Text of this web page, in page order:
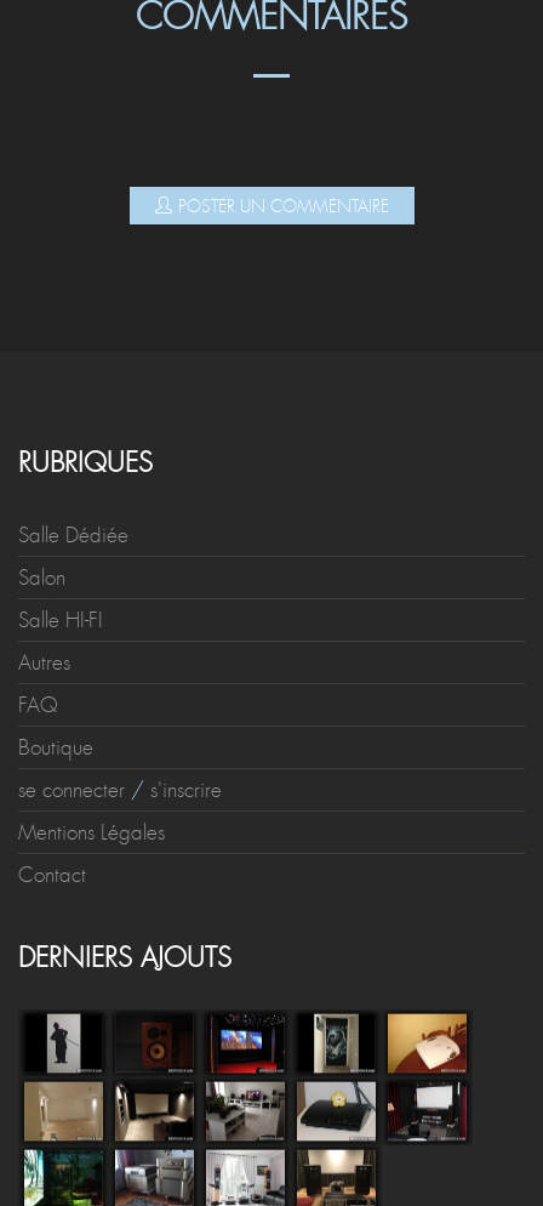
COMMENTAIRES
POSTER UN COMMENTAIRE
RUBRIQUES
Salle Dédiée
Salon
Salle HI-FI
Autres
FAQ
Boutique
se connecter / s'inscrire
Mentions Légales
Contact
DERNIERS AJOUTS